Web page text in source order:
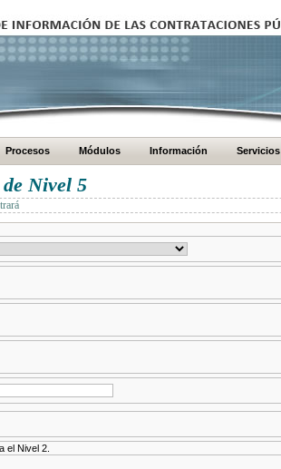
Procesos Módulos Información Servicios
Nivel 5
el Nivel 2.